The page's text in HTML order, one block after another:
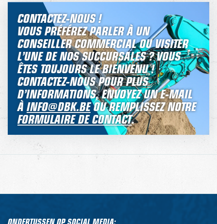
CONTACTEZ-NOUS !
VOUS PRÉFÉREZ PARLER À UN
CONSEILLER COMMERCIAL OU VISITER
L’UNE DE NOS SUCCURSALES ? VOUS
ÊTES TOUJOURS LE BIENVENU !
CONTACTEZ-NOUS POUR PLUS
D’INFORMATIONS, ENVOYEZ UN E-MAIL
À INFO@DBK.BEOU REMPLISSEZ NOTRE
FORMULAIRE DE CONTACT.